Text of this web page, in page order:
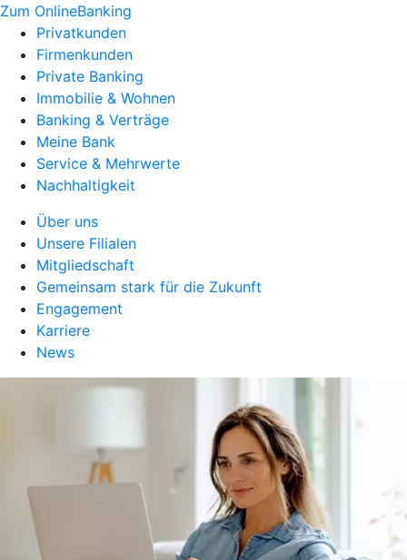
Zum OnlineBanking
Privatkunden
Firmenkunden
Private Banking
Immobilie & Wohnen
Banking & Verträge
Meine Bank
Service & Mehrwerte
Nachhaltigkeit
Über uns
Unsere Filialen
Mitgliedschaft
Gemeinsam stark für die Zukunft
Engagement
Karriere
News